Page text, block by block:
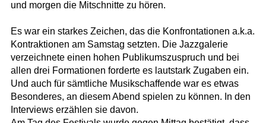
und morgen die Mitschnitte zu hören.
Es war ein starkes Zeichen, das die Konfrontationen a.k.a.
Kontraktionen am Samstag setzten. Die Jazzgalerie
verzeichnete einen hohen Publikumszuspruch und bei
allen drei Formationen forderte es lautstark Zugaben ein.
Und auch für sämtliche Musikschaffende war es etwas
Besonderes, an diesem Abend spielen zu können. In den
Interviews erzählen sie davon.